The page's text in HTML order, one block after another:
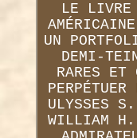
LE LIVRE
UN
DEMI-
RARES ET
ULYSSES
WILLIAM H.